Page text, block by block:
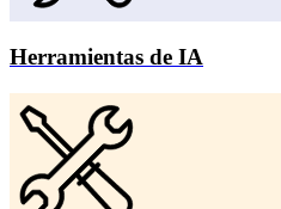
Herramientas de IA